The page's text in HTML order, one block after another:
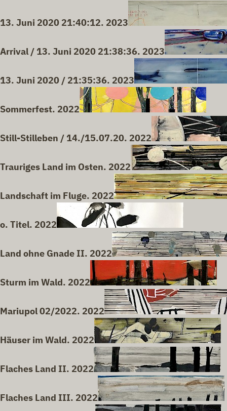
13. Juni 2020 21:40:12. 2023
Arrival / 13. Juni 2020 21:38:36. 2023
13. Juni 2020 / 21:35:36. 2023
Sommerfest. 2022
Still-Stilleben / 14./15.07.20. 2022
Trauriges Land im Osten. 2022
Landschaft im Fluge. 2022
o. Titel. 2022
Land ohne Gnade II. 2022
Sturm im Wald. 2022
Mariupol 02/2022. 2022
Häuser im Wald. 2022
Flaches Land II. 2022
Flaches Land III. 2022